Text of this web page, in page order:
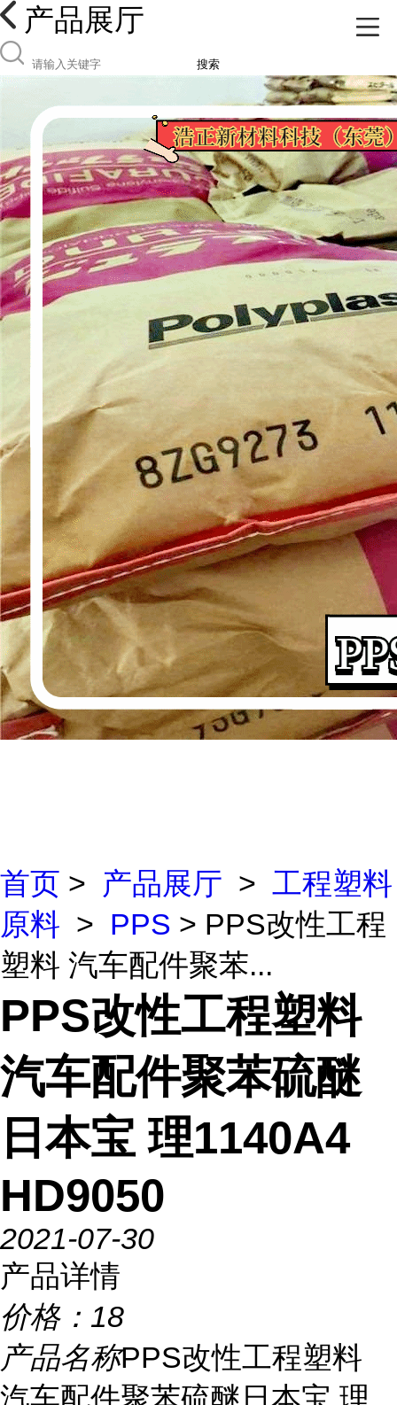
产品展厅
搜索
首页 > 产品展厅 > 工程塑料
原料 > PPS > PPS改性工程
塑料 汽车配件聚苯...
PPS改性工程塑料
汽车配件聚苯硫醚
日本宝 理1140A4
HD9050
2021-07-30
产品详情
价格： 18
产品名称PPS改性工程塑料
汽车配件聚苯硫醚日本宝 理